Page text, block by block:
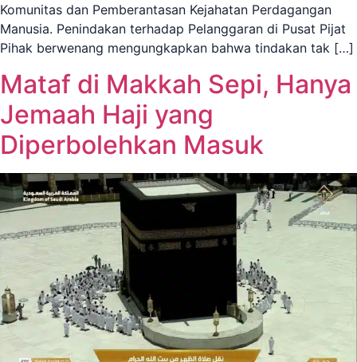
Komunitas dan Pemberantasan Kejahatan Perdagangan
Manusia. Penindakan terhadap Pelanggaran di Pusat Pijat
Pihak berwenang mengungkapkan bahwa tindakan tak […]
Mataf di Makkah Sepi, Hanya
Jemaah Haji yang
Diperbolehkan Masuk